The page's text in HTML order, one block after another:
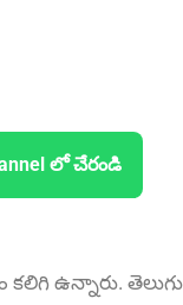
లో చేరండి
ఉన్నారు.